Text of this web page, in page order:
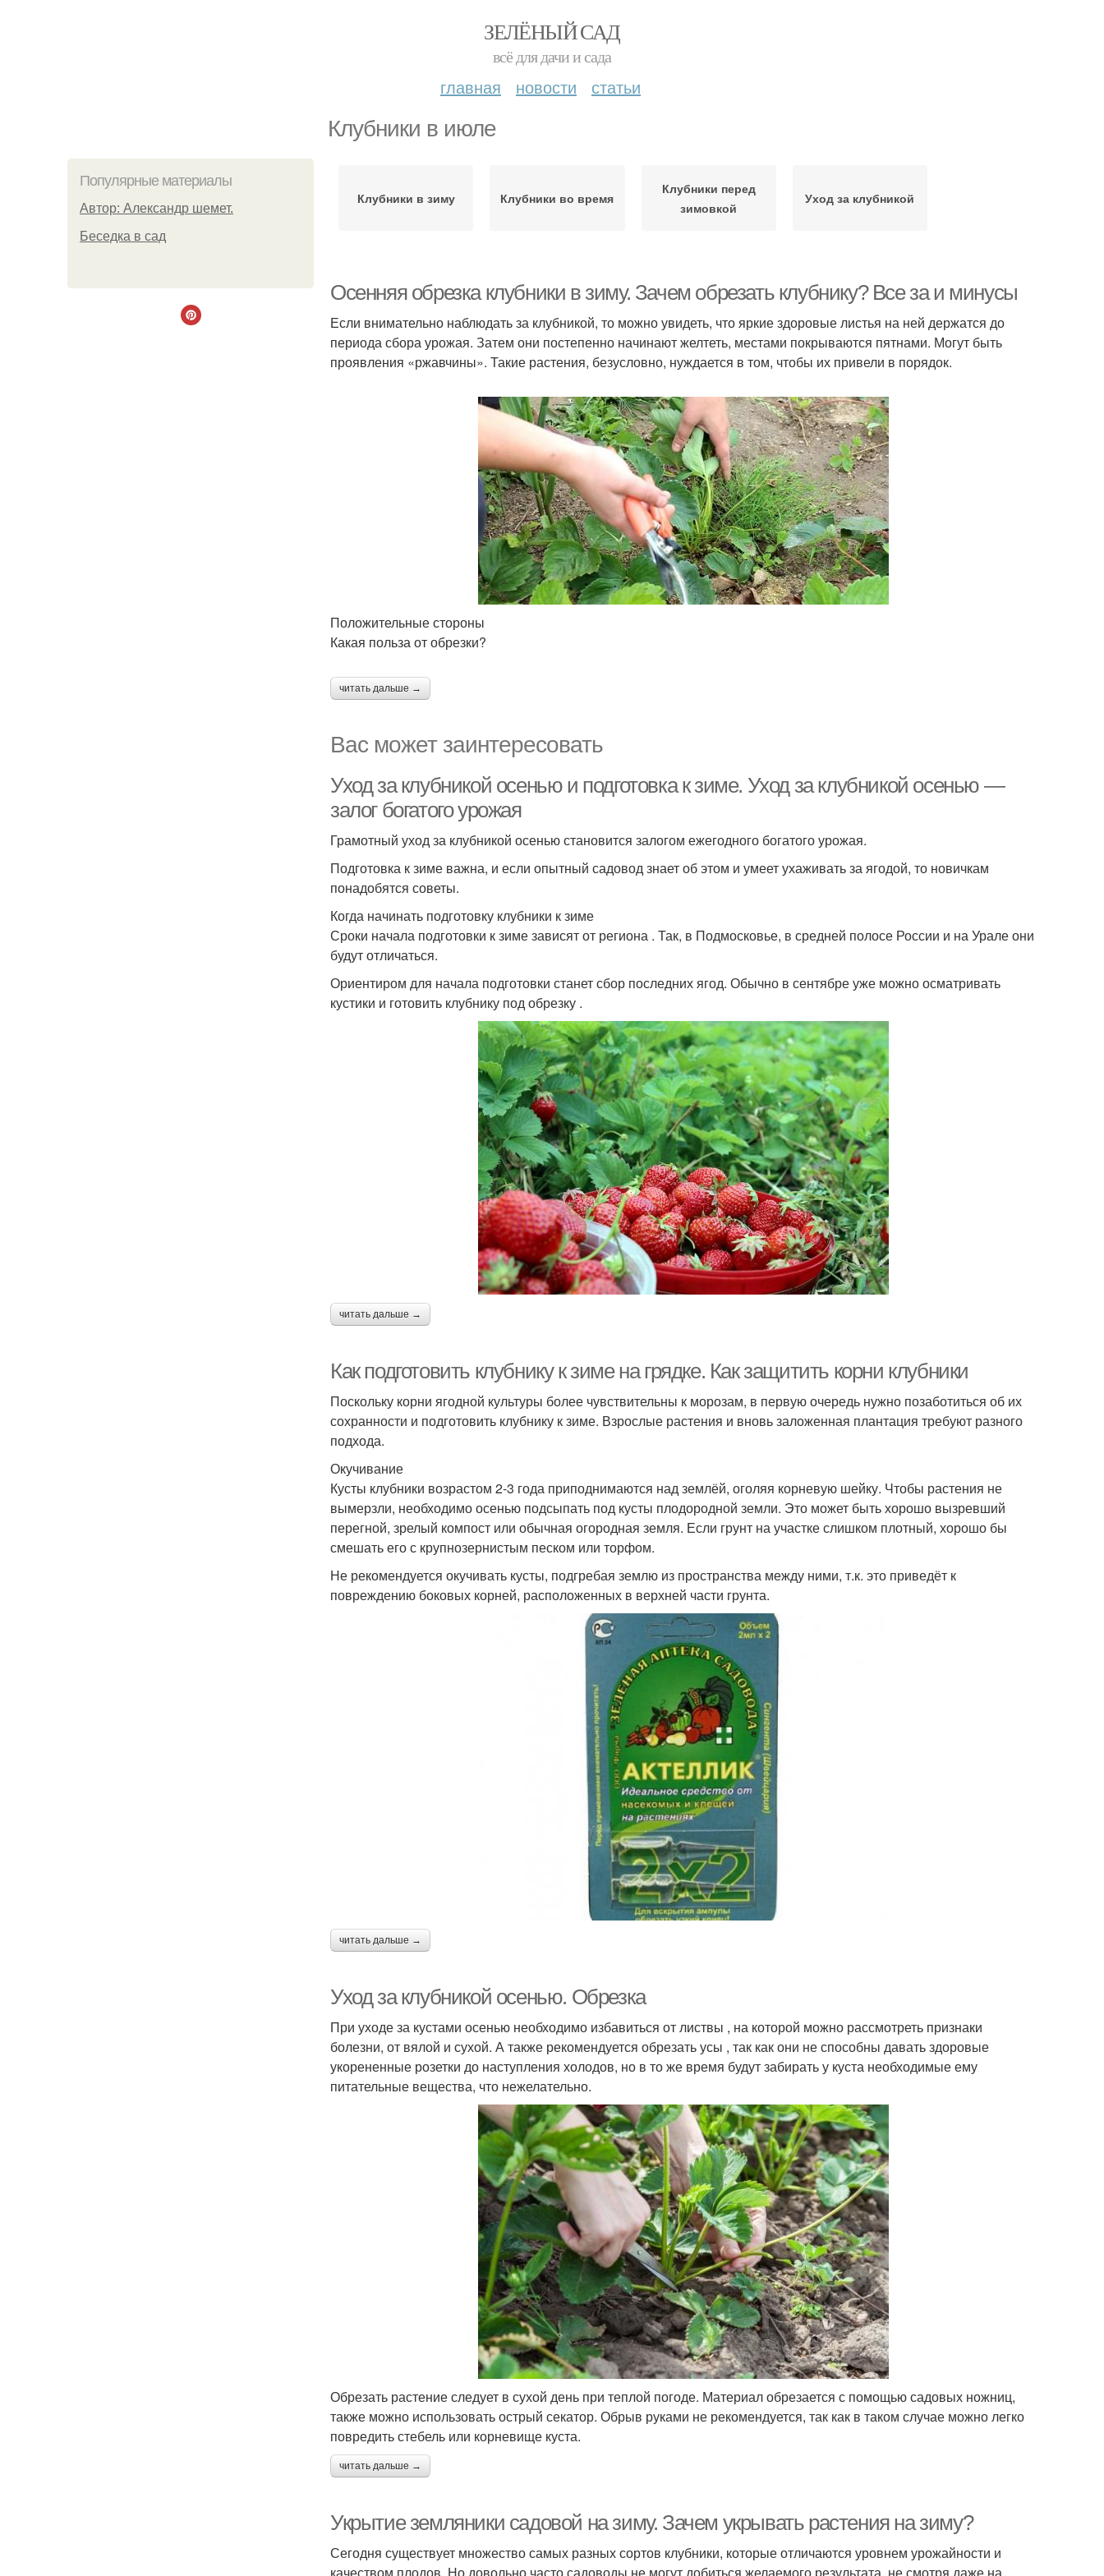
ЗЕЛЁНЫЙ САД
всё для дачи и сада
главная новости статьи
Клубники в июле
Популярные материалы
Автор: Александр шемет.
Беседка в сад
Клубники в зиму Клубники во время
Клубники перед
зимовкой
Уход за клубникой
Осенняя обрезка клубники в зиму. Зачем обрезать клубнику? Все за и минусы
Если внимательно наблюдать за клубникой, то можно увидеть, что яркие здоровые листья на ней держатся до
периода сбора урожая. Затем они постепенно начинают желтеть, местами покрываются пятнами. Могут быть
проявления «ржавчины». Такие растения, безусловно, нуждается в том, чтобы их привели в порядок.
Положительные стороны
Какая польза от обрезки?
читать дальше →
Вас может заинтересовать
Уход за клубникой осенью и подготовка к зиме. Уход за клубникой осенью —
залог богатого урожая
Грамотный уход за клубникой осенью становится залогом ежегодного богатого урожая.
Подготовка к зиме важна, и если опытный садовод знает об этом и умеет ухаживать за ягодой, то новичкам
понадобятся советы.
Когда начинать подготовку клубники к зиме
Сроки начала подготовки к зиме зависят от региона . Так, в Подмосковье, в средней полосе России и на Урале они
будут отличаться.
Ориентиром для начала подготовки станет сбор последних ягод. Обычно в сентябре уже можно осматривать
кустики и готовить клубнику под обрезку .
читать дальше →
Как подготовить клубнику к зиме на грядке. Как защитить корни клубники
Поскольку корни ягодной культуры более чувствительны к морозам, в первую очередь нужно позаботиться об их
сохранности и подготовить клубнику к зиме. Взрослые растения и вновь заложенная плантация требуют разного
подхода.
Окучивание
Кусты клубники возрастом 2-3 года приподнимаются над землёй, оголяя корневую шейку. Чтобы растения не
вымерзли, необходимо осенью подсыпать под кусты плодородной земли. Это может быть хорошо вызревший
перегной, зрелый компост или обычная огородная земля. Если грунт на участке слишком плотный, хорошо бы
смешать его с крупнозернистым песком или торфом.
Не рекомендуется окучивать кусты, подгребая землю из пространства между ними, т.к. это приведёт к
повреждению боковых корней, расположенных в верхней части грунта.
читать дальше →
Уход за клубникой осенью. Обрезка
При уходе за кустами осенью необходимо избавиться от листвы , на которой можно рассмотреть признаки
болезни, от вялой и сухой. А также рекомендуется обрезать усы , так как они не способны давать здоровые
укорененные розетки до наступления холодов, но в то же время будут забирать у куста необходимые ему
питательные вещества, что нежелательно.
Обрезать растение следует в сухой день при теплой погоде. Материал обрезается с помощью садовых ножниц,
также можно использовать острый секатор. Обрыв руками не рекомендуется, так как в таком случае можно легко
повредить стебель или корневище куста.
читать дальше →
Укрытие земляники садовой на зиму. Зачем укрывать растения на зиму?
Сегодня существует множество самых разных сортов клубники, которые отличаются уровнем урожайности и